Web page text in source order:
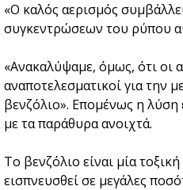
«Ο καλός αερισμός
συγκεντρώσεων του ρύπου
«Ανακαλύψαμε, όμως, ότι οι
αναποτελεσματικοί για την
βενζόλιο». Επομένως η λύση
με τα παράθυρα ανοιχτά.
Το βενζόλιο είναι μία
εισπνευσθεί σε μεγάλες